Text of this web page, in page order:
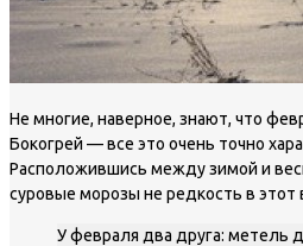
Не многие, наверное, знают, что
Бокогрей — все это очень точно
Расположившись между зимой и
суровые морозы не редкость в этот
У февраля два друга: метель